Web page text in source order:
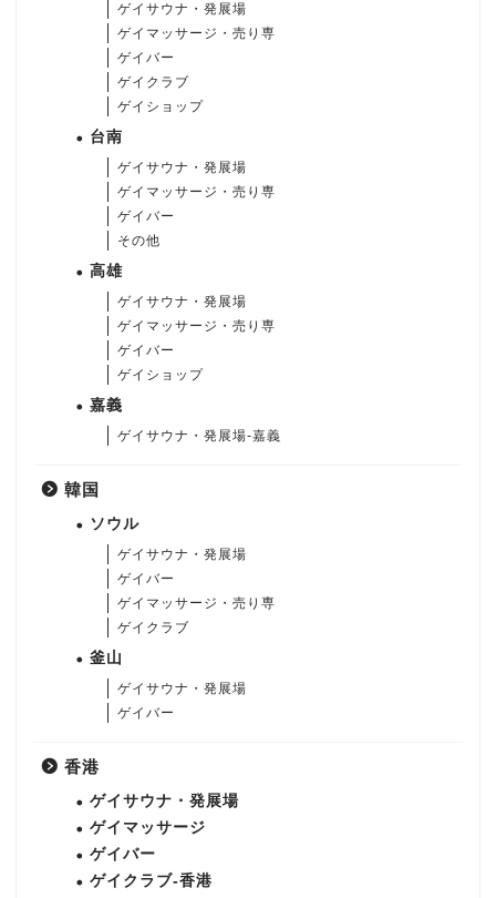
ゲイサウナ・発展場
ゲイマッサージ・売り専
ゲイバー
ゲイクラブ
ゲイショップ
台南
ゲイサウナ・発展場
ゲイマッサージ・売り専
ゲイバー
その他
高雄
ゲイサウナ・発展場
ゲイマッサージ・売り専
ゲイバー
ゲイショップ
嘉義
ゲイサウナ・発展場-嘉義
韓国
ソウル
ゲイサウナ・発展場
ゲイバー
ゲイマッサージ・売り専
ゲイクラブ
釜山
ゲイサウナ・発展場
ゲイバー
香港
ゲイサウナ・発展場
ゲイマッサージ
ゲイバー
ゲイクラブ-香港